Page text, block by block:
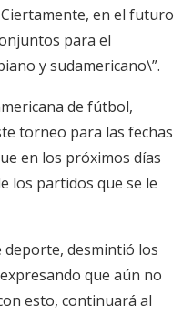
en el futuro
para el
y sudamericano\”.
de fútbol,
torneo para las fechas
en los próximos días
los partidos que se le
desmintió los
que aún no
esto, continuará al